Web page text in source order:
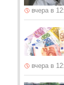
вчера в
вчера в